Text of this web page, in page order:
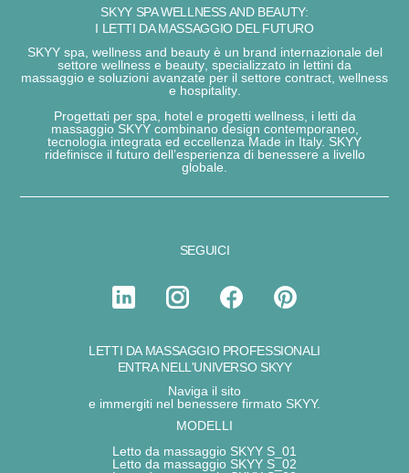
SKYY SPA WELLNESS AND BEAUTY:
I LETTI DA MASSAGGIO DEL FUTURO
SKYY spa, wellness and beautyè un brand internazionale del
settore wellness e beauty, specializzato in lettini da
massaggio e soluzioni avanzate per il settore contract, wellness
e hospitality.
Progettati per spa, hotel e progetti wellness, i letti da
massaggioSKYYcombinano design contemporaneo,
tecnologia integrata ed eccellenza Made in Italy. SKYY
ridefinisce il futuro dell’esperienza di benesserea livello
globale.
SEGUICI
LETTI DA MASSAGGIO PROFESSIONALI
ENTRA NELL'UNIVERSO SKYY
Naviga il sito
e immergiti nel benessere firmato SKYY.
MODELLI
Letto da massaggio SKYY S_01
Letto da massaggio SKYY S_02